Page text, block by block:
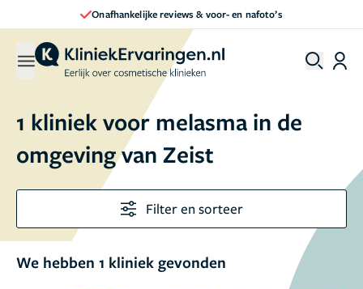
Onafhankelijke reviews & voor- en nafoto’s
1 kliniek voor melasma in de
omgeving van Zeist
Filter en sorteer
We hebben 1 kliniek gevonden